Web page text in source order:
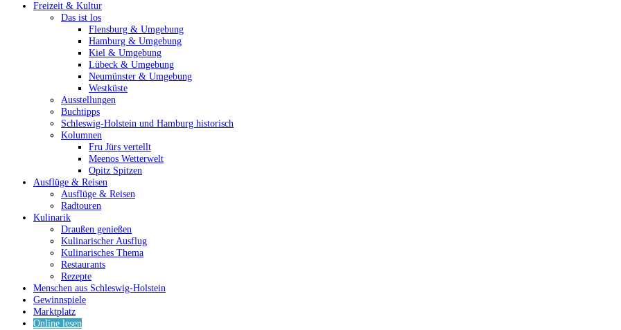
Freizeit & Kultur
Das ist los
Flensburg & Umgebung
Hamburg & Umgebung
Kiel & Umgebung
Lübeck & Umgebung
Neumünster & Umgebung
Westküste
Ausstellungen
Buchtipps
Schleswig-Holstein und Hamburg historisch
Kolumnen
Fru Jürs vertellt
Meenos Wetterwelt
Opitz Spitzen
Ausflüge & Reisen
Ausflüge & Reisen
Radtouren
Kulinarik
Draußen genießen
Kulinarischer Ausflug
Kulinarisches Thema
Restaurants
Rezepte
Menschen aus Schleswig-Holstein
Gewinnspiele
Marktplatz
Online lesen